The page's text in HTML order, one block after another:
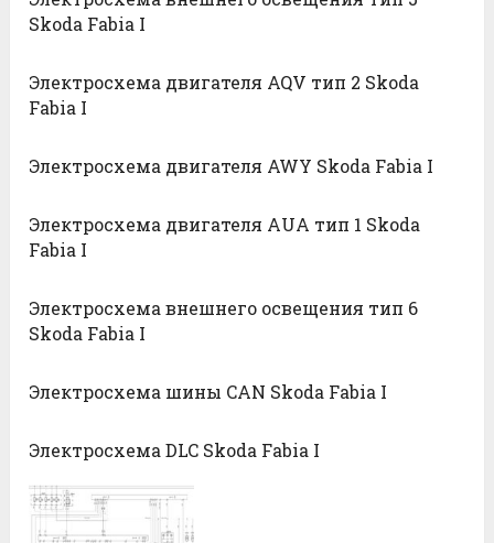
Skoda Fabia I
Электросхема двигателя AQV тип 2 Skoda
Fabia I
Электросхема двигателя AWY Skoda Fabia I
Электросхема двигателя AUA тип 1 Skoda
Fabia I
Электросхема внешнего освещения тип 6
Skoda Fabia I
Электросхема шины CAN Skoda Fabia I
Электросхема DLC Skoda Fabia I